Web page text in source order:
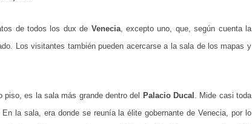
e
c
a
de todos los dux de Venecia, excepto uno, que, según cuenta la
Los visitantes también pueden acercarse a la sala de los mapas y
piso, es la sala más grande dentro del Palacio Ducal . Mide casi toda
la sala, era donde se reunía la élite gobernante de Venecia, por lo